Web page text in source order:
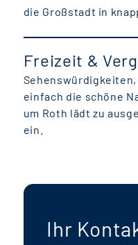
die Großstadt in
Freizeit &
einfach die schöne
um Roth lädt zu
ein.
Ihr